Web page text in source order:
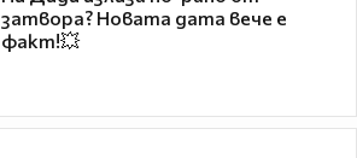
затвора? Новата дата вече е
факт!💥